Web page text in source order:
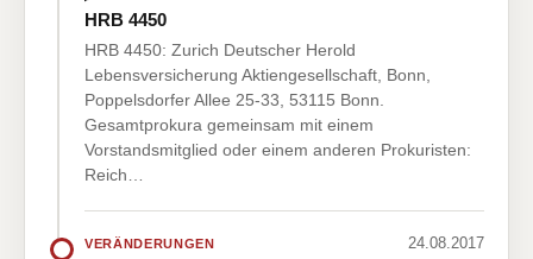
HRB 4450
HRB 4450: Zurich Deutscher Herold
Lebensversicherung Aktiengesellschaft, Bonn,
Poppelsdorfer Allee 25-33, 53115 Bonn.
Gesamtprokura gemeinsam mit einem
Vorstandsmitglied oder einem anderen Prokuristen:
Reich…
VERÄNDERUNGEN 24.08.2017